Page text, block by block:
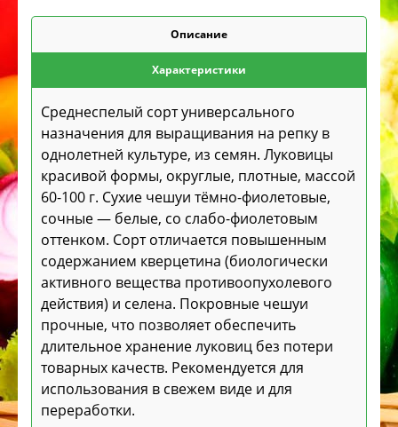
Описание
Характеристики
Среднеспелый сорт универсального
назначения для выращивания на репку в
однолетней культуре, из семян. Луковицы
красивой формы, округлые, плотные, массой
60-100 г. Сухие чешуи тёмно-фиолетовые,
сочные — белые, со слабо-фиолетовым
оттенком. Сорт отличается повышенным
содержанием кверцетина (биологически
активного вещества противоопухолевого
действия) и селена. Покровные чешуи
прочные, что позволяет обеспечить
длительное хранение луковиц без потери
товарных качеств. Рекомендуется для
использования в свежем виде и для
переработки.